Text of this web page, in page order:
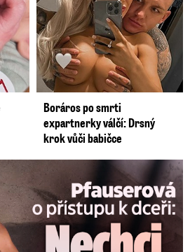
Boráros po smrti
expartnerky válčí: Drsný
krok vůči babičce
aby dělala stejné chyby jako já